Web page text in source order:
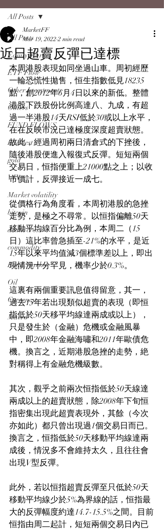
All Posts
Equity Market
ETF Flow
Other Investments
Others
FUND FLOWS
Backtest
gold
VIX
Market volatility
bitcoin
death cross
commodity
Bond Market
Oil
Currency
Macro
All Posts
近日超賣反彈已達標
MarketFF
Mar 19, 2022 2 min read
本周港股表現如同坐過山車。周初經歷
一輪恐慌性拋售，恒生指數低見18235
點，創2012年6月4日以來的新低。整體
港股下跌股份比例高達八、九成，有超
過一半港股14天RSI低於30或以上水平，
在在反映市況已達極度深度超賣狀態。
故此，經過周初兩日清倉式的下挫後，
隨後港股便進入報復式反彈。短短兩個
交易日，恒指便重上21000點之上；以收
市價計，反彈接近一成七。
從價格行為角度看，本周初港股的急挫
走勢，是極之不尋常。以恒指偏離50天
移動平均線百分比為例，本周二（15
日）這比率曾急插至-21%的水平，是近
15年以來平均值減3個標準差以上，即出
現情況十分罕見，機率少於0.3%。
這裏有兩個重要訊息值得留意，其一，
過去15年若出現類似超賣的表現（即恒
指低於50天移平均線達兩成或以上），
只是發生於（金融）危機或金融風暴
中，即2008年金融海嘯和2011年歐債危
機。換言之，近期港股急挫的走勢，絶
對稱得上有金融危機級數。
其次，觀乎之前兩次恒指低於50天線達
兩成以上的超賣狀態，除2008年下旬恒
指密集出現此超賣表現外，其餘（今次
亦如此）都只曾出現過1個交易日而已。
換言之，恒指低於50天移動平均線達兩
成後，情況多不會維持太久，且往往會
出現V型反彈。
此外，若以恒指超賣反彈至只低於50天
移動平均線少於5%為界線的話，恒指最
大的反彈幅度約達14.7-15.5%之間。目前
恒指由周二起計，短短兩個交易日內已